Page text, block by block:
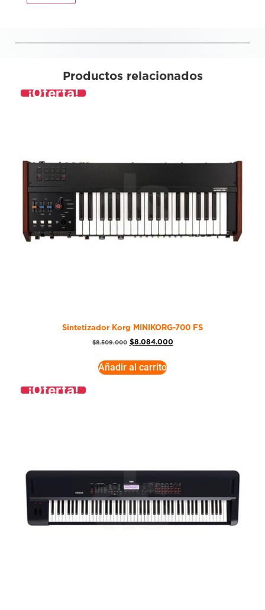
Productos relacionados
¡Oferta!
Sintetizador Korg MINIKORG-700 FS
$8.509.000 $8.084.000
Añadir al carrito
¡Oferta!